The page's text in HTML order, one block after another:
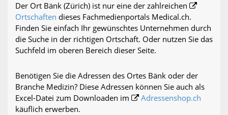
Der Ort Bänk (Zürich) ist nur eine der zahlreichen
Ortschaften dieses Fachmedienportals Medical.ch.
Finden Sie einfach Ihr gewünschtes Unternehmen durch
die Suche in der richtigen Ortschaft. Oder nutzen Sie das
Suchfeld im oberen Bereich dieser Seite.
Benötigen Sie die Adressen des Ortes Bänk oder der
Branche Medizin? Diese Adressen können Sie auch als
Excel-Datei zum Downloaden im
Adressenshop.ch
käuflich erwerben.